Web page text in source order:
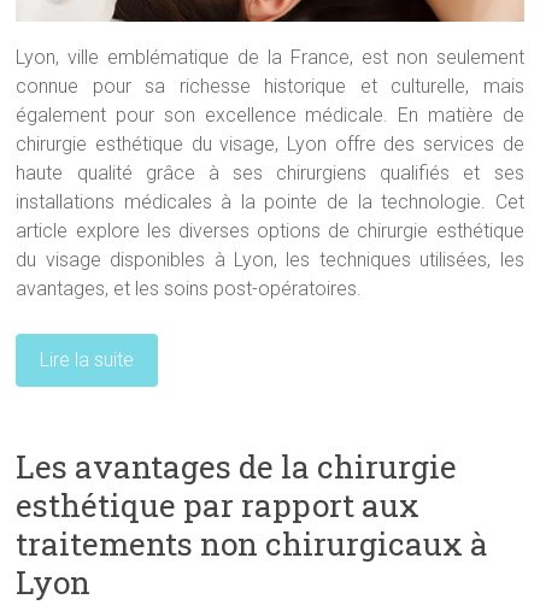
Lyon, ville emblématique de la France, est non seulement
connue pour sa richesse historique et culturelle, mais
également pour son excellence médicale. En matière de
chirurgie esthétique du visage, Lyon offre des services de
haute qualité grâce à ses chirurgiens qualifiés et ses
installations médicales à la pointe de la technologie. Cet
article explore les diverses options de chirurgie esthétique
du visage disponibles à Lyon, les techniques utilisées, les
avantages, et les soins post-opératoires.
Lire la suite
Les avantages de la chirurgie
esthétique par rapport aux
traitements non chirurgicaux à
Lyon